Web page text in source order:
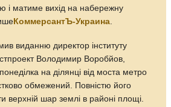
і матиме вихід на набережну
КоммерсантЪ-Украина.
виданню директор інституту
Володимир Воробйов,
на ділянці від моста метро
обмежений. Повністю його
верхній шар землі в районі площі.